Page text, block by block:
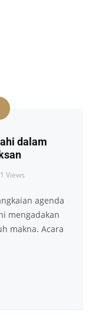
dalam
Views
agenda
mengadakan
makna. Acara